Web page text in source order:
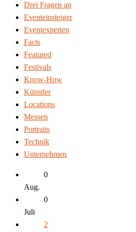
Drei Fragen an
Eventeinsteiger
Eventexperten
Facts
Featured
Festivals
Know-How
Künstler
Locations
Messen
Portraits
Technik
Unternehmen
0
Aug.
0
Juli
2